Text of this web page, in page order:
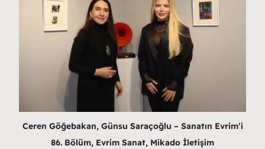
Ceren Göğebakan, Günsu Saraçoğlu – Sanatın Evrim’i
86. Bölüm, Evrim Sanat, Mikado İletişim